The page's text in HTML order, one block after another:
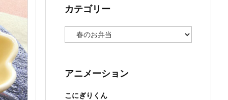
カテゴリー
ー
アニメーション
こにぎりくん